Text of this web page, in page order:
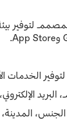
لتوفير
App Store.
الخدمات